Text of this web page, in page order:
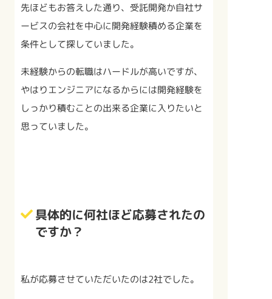
先ほどもお答えした通り、受託開発か自社サ
ービスの会社を中心に開発経験積める企業を
条件として探していました。
未経験からの転職はハードルが高いですが、
やはりエンジニアになるからには開発経験を
しっかり積むことの出来る企業に入りたいと
思っていました。
具体的に何社ほど応募されたの
ですか？
私が応募させていただいたのは2社でした。